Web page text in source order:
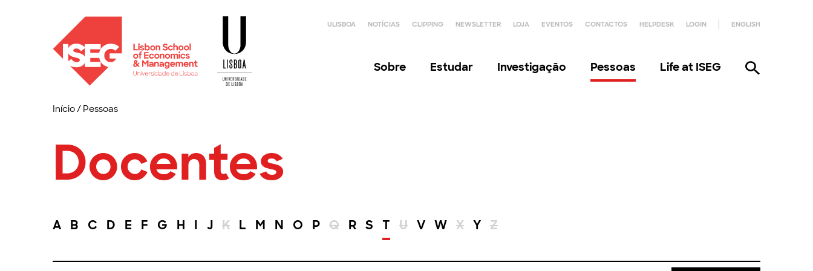
ULISBOA NOTÍCIAS CLIPPING NEWSLETTER LOJA EVENTOS CONTACTOS HELPDESK LOGIN ENGLISH
Sobre Estudar Investigação Pessoas Life at ISEG
Início/ Pessoas
Docentes
A B C D E F G H I J K L M N O P Q R S T U V W X Y Z